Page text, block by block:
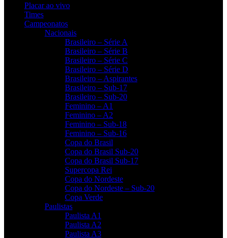
Placar ao vivo
Times
Campeonatos
Nacionais
Brasileiro – Série A
Brasileiro – Série B
Brasileiro – Série C
Brasileiro – Série D
Brasileiro – Aspirantes
Brasileiro – Sub-17
Brasileiro – Sub-20
Feminino – A1
Feminino – A2
Feminino – Sub-18
Feminino – Sub-16
Copa do Brasil
Copa do Brasil Sub-20
Copa do Brasil Sub-17
Supercopa Rei
Copa do Nordeste
Copa do Nordeste – Sub-20
Copa Verde
Paulistas
Paulista A1
Paulista A2
Paulista A3